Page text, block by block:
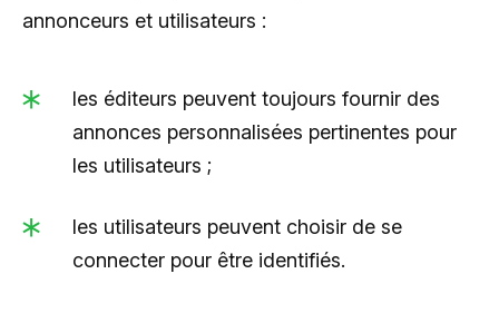
annonceurs et utilisateurs :
les éditeurs peuvent toujours fournir des
annonces personnalisées pertinentes pour
les utilisateurs ;
les utilisateurs peuvent choisir de se
connecter pour être identifiés.